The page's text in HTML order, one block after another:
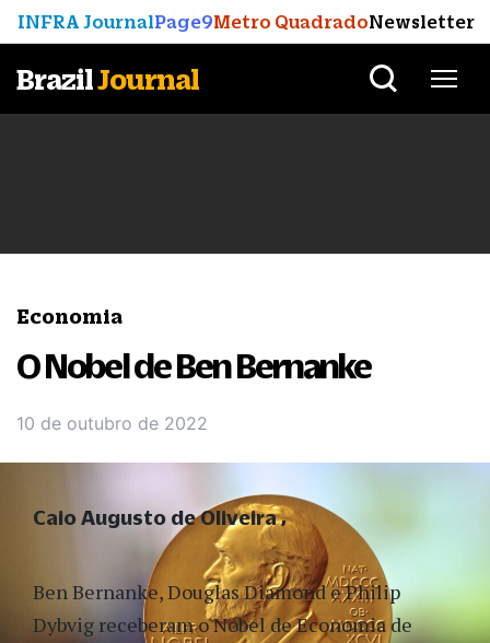
INFRA JournalPage9Metro QuadradoNewsletter
BrazilJournal
Economia
O Nobel de Ben Bernanke
10 de outubro de 2022
Ben Bernanke, Douglas Diamond e Philip
Dybvig receberam o Nobel de Economia de
Caio Augusto de Oliveira